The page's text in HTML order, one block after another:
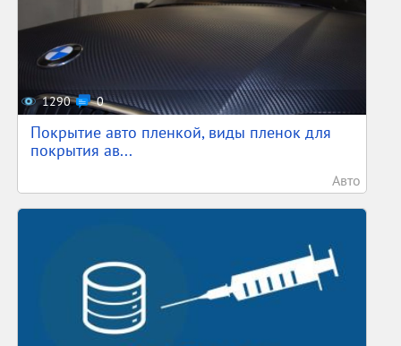
1290 0
Покрытие авто пленкой, виды пленок для
покрытия ав...
Авто